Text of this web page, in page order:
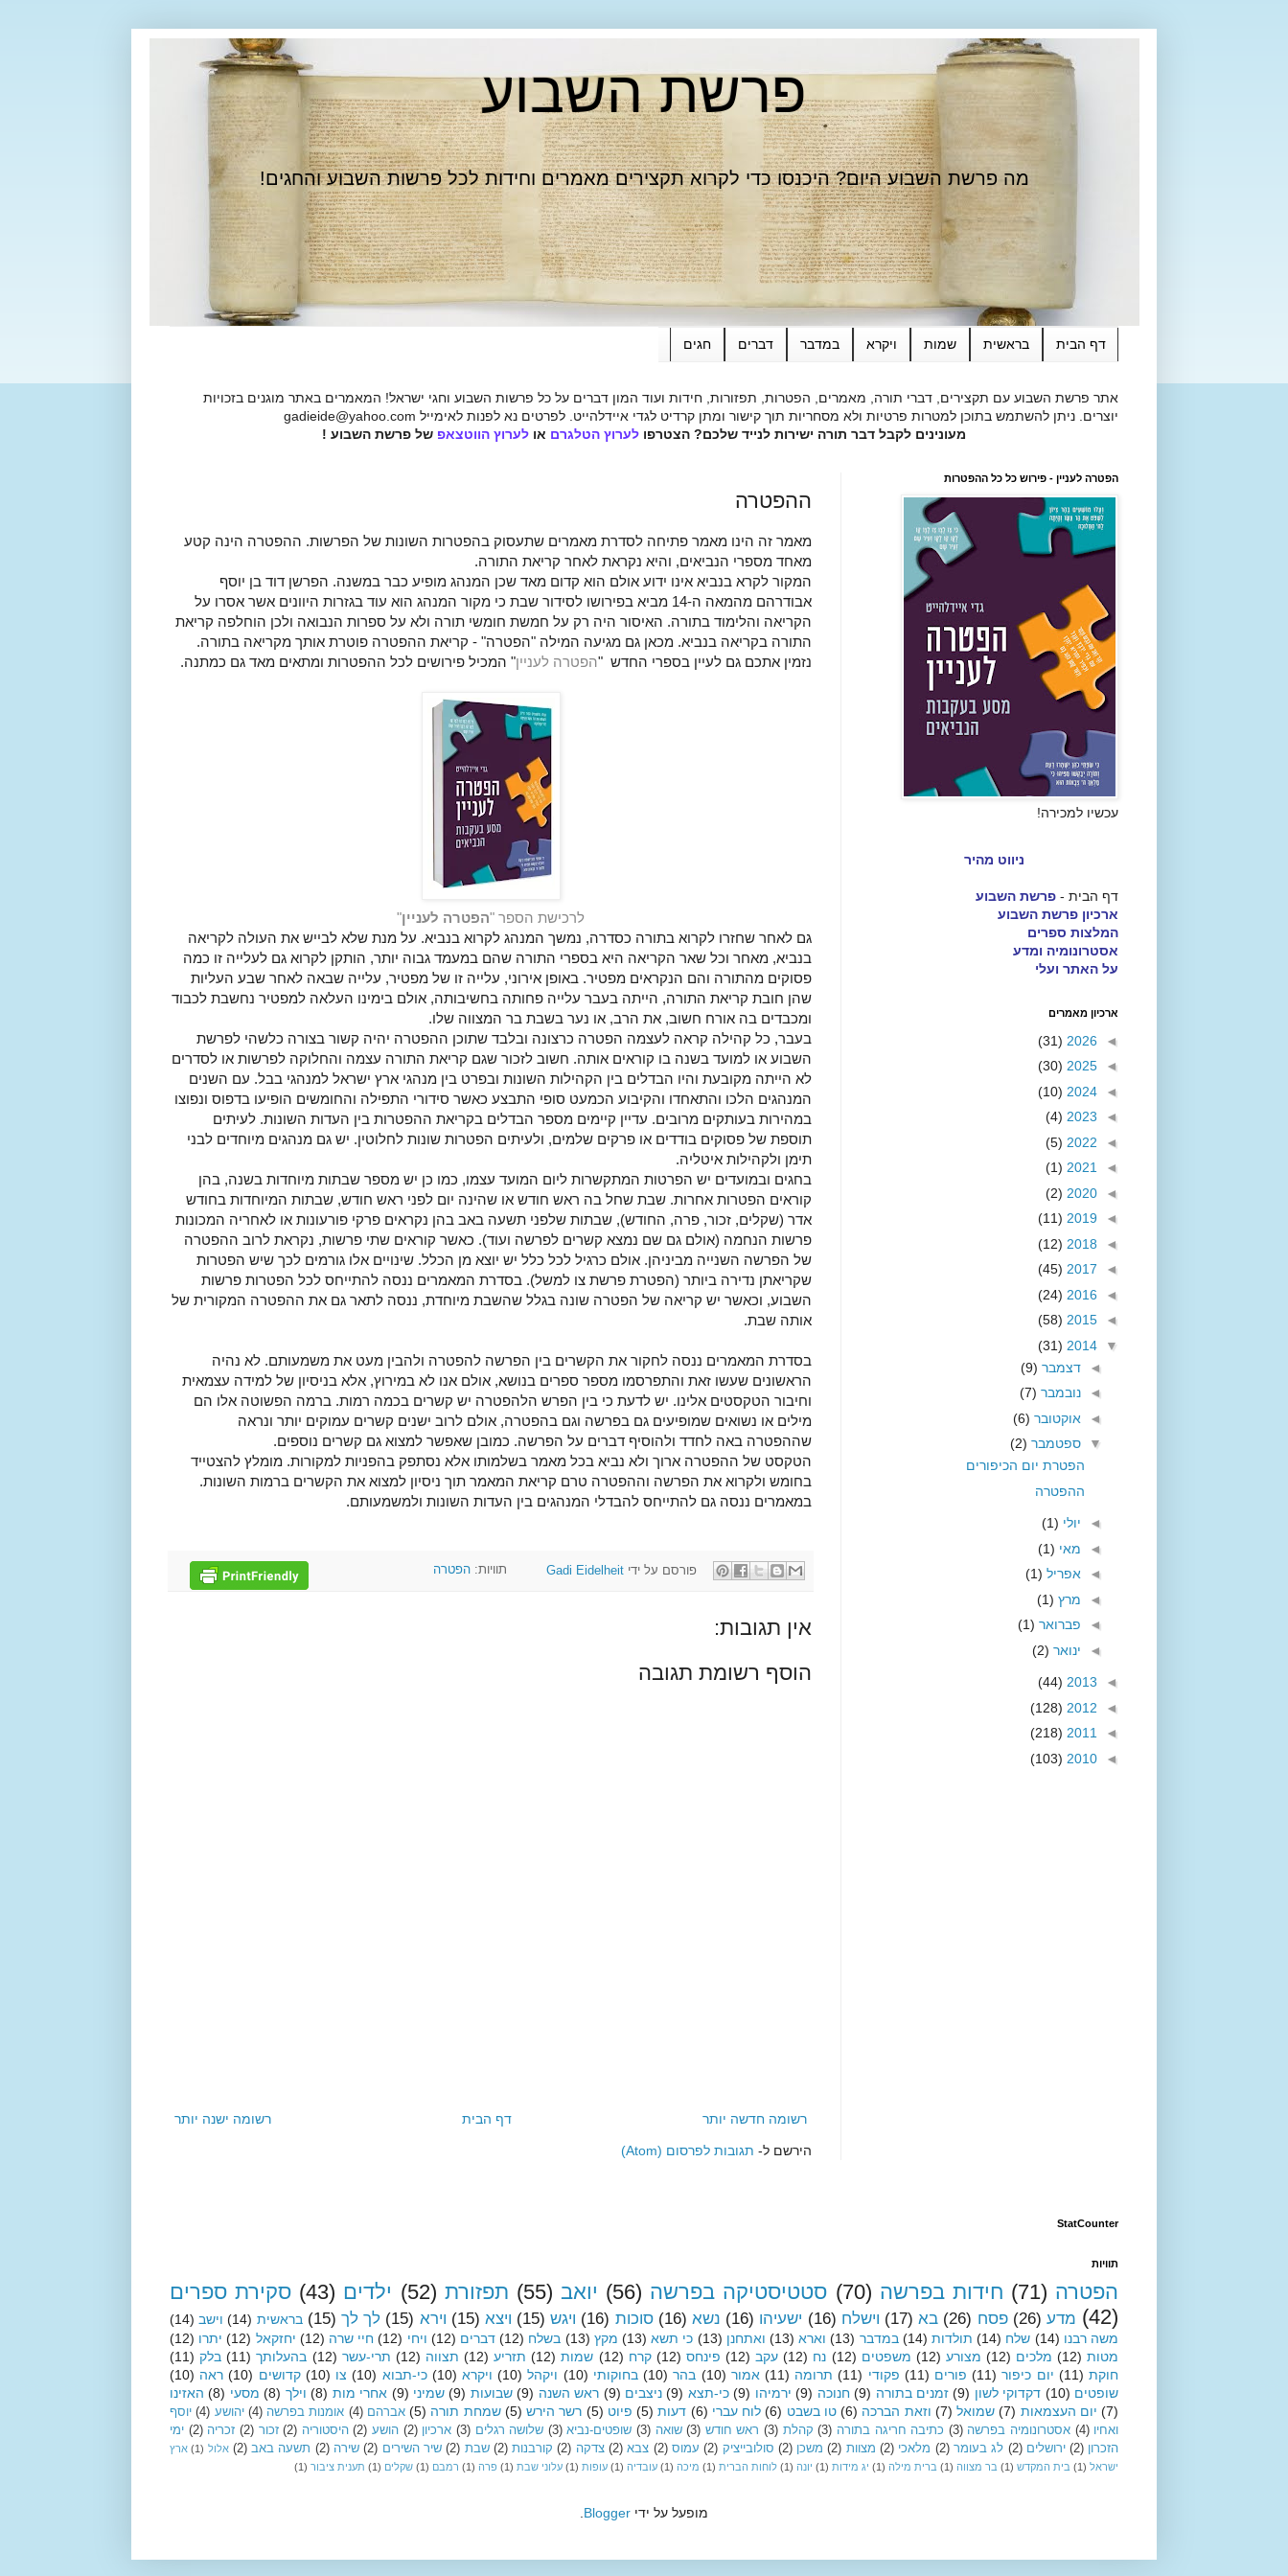
פרשת השבוע
מה פרשת השבוע היום? היכנסו כדי לקרוא תקצירים מאמרים וחידות לכל פרשות השבוע והחגים!
דף הבית בראשית שמות ויקרא במדבר דברים חגים
אתר פרשת השבוע עם תקצירים, דברי תורה, מאמרים, הפטרות, תפזורות, חידות ועוד המון דברים על כל פרשות השבוע וחגי ישראל! המאמרים באתר מוגנים בזכויות
יוצרים. ניתן להשתמש בתוכן למטרות פרטיות ולא מסחריות תוך קישור ומתן קרדיט לגדי איידלהייט. לפרטים נא לפנות לאימייל gadieide@yahoo.com
מעונינים לקבל דבר תורה ישירות לנייד שלכם? הצטרפו לערוץ הטלגרם או לערוץ הווטצאפ של פרשת השבוע !
ההפטרה
מאמר זה הינו מאמר פתיחה לסדרת מאמרים שתעסוק בהפטרות השונות של הפרשות. ההפטרה הינה קטע
מאחד מספרי הנביאים, והיא נקראת לאחר קריאת התורה.
המקור לקרא בנביא אינו ידוע אולם הוא קדום מאד שכן המנהג מופיע כבר במשנה. הפרשן דוד בן יוסף
אבודרהם מהמאה ה-14 מביא בפירושו לסידור שבת כי מקור המנהג הוא עוד בגזרות היוונים אשר אסרו על
הקריאה והלימוד בתורה. האיסור היה רק על חמשת חומשי תורה ולא על ספרות הנבואה ולכן הוחלפה קריאת
התורה בקריאה בנביא. מכאן גם מגיעה המילה "הפטרה" - קריאת ההפטרה פוטרת אותך מקריאה בתורה.
נזמין אתכם גם לעיין בספרי החדש "הפטרה לעניין" המכיל פירושים לכל ההפטרות ומתאים מאד גם כמתנה.
לרכישת הספר "הפטרה לעניין"
גם לאחר שחזרו לקרוא בתורה כסדרה, נמשך המנהג לקרוא בנביא. על מנת שלא לבייש את העולה לקריאה
בנביא, מאחר וכל שאר הקריאה היא בספרי התורה שהם במעמד גבוה יותר, הותקן לקרוא גם לעלייה זו כמה
פסוקים מהתורה והם הנקראים מפטיר. באופן אירוני, עלייה זו של מפטיר, עלייה שבאה לאחר שבע העליות
שהן חובת קריאת התורה, הייתה בעבר עלייה פחותה בחשיבותה, אולם בימינו העלאה למפטיר נחשבת לכבוד
ומכבדים בה אורח חשוב, את הרב, או נער בשבת בר המצווה שלו.
בעבר, כל קהילה קראה לעצמה הפטרה כרצונה ובלבד שתוכן ההפטרה יהיה קשור בצורה כלשהי לפרשת
השבוע או למועד בשנה בו קוראים אותה. חשוב לזכור שגם קריאת התורה עצמה והחלוקה לפרשות או לסדרים
לא הייתה מקובעת והיו הבדלים בין הקהילות השונות ובפרט בין מנהגי ארץ ישראל למנהגי בבל. עם השנים
המנהגים הלכו והתאחדו והקיבוע הכמעט סופי התבצע כאשר סידורי התפילה והחומשים הופיעו בדפוס ונפוצו
במהירות בעותקים מרובים. עדיין קיימים מספר הבדלים בקריאת ההפטרות בין העדות השונות. לעיתים
תוספת של פסוקים בודדים או פרקים שלמים, ולעיתים הפטרות שונות לחלוטין. יש גם מנהגים מיוחדים לבני
תימן ולקהילות איטליה.
בחגים ובמועדים יש הפרטות המתקשרות ליום המועד עצמו, כמו כן יש מספר שבתות מיוחדות בשנה, בהן
קוראים הפטרות אחרות. שבת שחל בה ראש חודש או שהינה יום לפני ראש חודש, שבתות המיוחדות בחודש
אדר (שקלים, זכור, פרה, החודש), שבתות שלפני תשעה באב בהן נקראים פרקי פורעונות או לאחריה המכונות
פרשות הנחמה (אולם גם שם נמצא קשרים לפרשה ועוד). כאשר קוראים שתי פרשות, נקראת לרוב ההפטרה
של הפרשה השנייה מביניהן. אולם כרגיל לכל כלל יש יוצא מן הכלל. שינויים אלו גורמים לכך שיש הפטרות
שקריאתן נדירה ביותר (הפטרת פרשת צו למשל). בסדרת המאמרים ננסה להתייחס לכל הפטרות פרשות
השבוע, וכאשר יש קריאה של הפטרה שונה בגלל שהשבת מיוחדת, ננסה לתאר גם את ההפטרה המקורית של
אותה שבת.
בסדרת המאמרים ננסה לחקור את הקשרים בין הפרשה להפטרה ולהבין מעט את משמעותם. לא נהיה
הראשונים שעשו זאת והתפרסמו מספר ספרים בנושא, אולם אנו לא במירוץ, אלא בניסיון של למידה עצמאית
וחיבור הטקסטים אלינו. יש לדעת כי בין הפרש הלהפטרה יש קשרים בכמה רמות. ברמה הפשוטה אלו הם
מילים או נשואים שמופיעים גם בפרשה וגם בהפטרה, אולם לרוב ישנים קשרים עמוקים יותר ונראה
שההפטרה באה לחדד ולהוסיף דברים על הפרשה. כמובן שאפשר למצוא גם קשרים נוספים.
הטקסט של ההפטרה ארוך ולא נביא בכל מאמר בשלמותו אלא נסתפק בהפניות למקורות. מומלץ להצטייד
בחומש ולקרוא את הפרשה וההפטרה טרם קריאת המאמר תוך ניסיון למצוא את הקשרים ברמות השונות.
במאמרים ננסה גם להתייחס להבדלי המנהגים בין העדות השונות ולמשמעותם.
פורסם על ידי Gadi Eidelheit תוויות:הפטרה
אין תגובות:
הוסף רשומת תגובה
רשומה חדשה יותר רשומה ישנה יותר דף הבית
הירשם ל- תגובות לפרסום (Atom)
הפטרה לעניין - פירוש כל כל ההפטרות
עכשיו למכירה!
ניווט מהיר
דף הבית - פרשת השבוע
ארכיון פרשת השבוע
המלצות ספרים
אסטרונומיה ומדע
על האתר ועלי
ארכיון מאמרים
◄
2026
(31)
◄
2025
(30)
◄
2024
(10)
◄
2023
(4)
◄
2022
(5)
◄
2021
(1)
◄
2020
(2)
◄
2019
(11)
◄
2018
(12)
◄
2017
(45)
◄
2016
(24)
◄
2015
(58)
▼
2014
(31)
◄ דצמבר (9)
◄ נובמבר (7)
◄ אוקטובר (6)
▼ ספטמבר (2)
הפטרת יום הכיפורים
ההפטרה
◄ יולי (1)
◄ מאי (1)
◄ אפריל (1)
◄ מרץ (1)
◄ פברואר (1)
◄ ינואר (2)
◄
2013
(44)
◄
2012
(128)
◄
2011
(218)
◄
2010
(103)
StatCounter
תוויות
הפטרה (71) חידות בפרשה (70) סטטיסטיקה בפרשה (56) יואב (55) תפזורת (52) ילדים (43) סקירת ספרים
(42) מדע (26) פסח (26) בא (17) וישלח (16) ישעיהו (16) נשא (16) סוכות (16) ויגש (15) ויצא (15) וירא (15) לך לך (15) בראשית (14) וישב (14)
משה רבנו (14) שלח (14) תולדות (14) במדבר (13) וארא (13) ואתחנן (13) כי תשא (13) מקץ (13) בשלח (12) דברים (12) ויחי (12) חיי שרה (12) יחזקאל (12) יתרו (12)
מטות (12) מלכים (12) מצורע (12) משפטים (12) נח (12) עקב (12) פינחס (12) קרח (12) שמות (12) תזריע (12) תצווה (12) תרי-עשר (12) בהעלותך (11) בלק (11)
חוקת (11) יום כיפור (11) פורים (11) פקודי (11) תרומה (11) אמור (10) בהר (10) בחוקותי (10) ויקהל (10) ויקרא (10) כי-תבוא (10) צו (10) קדושים (10) ראה (10)
שופטים (10) דקדוקי לשון (9) זמנים בתורה (9) חנוכה (9) ירמיהו (9) כי-תצא (9) ניצבים (9) ראש השנה (9) שבועות (9) שמיני (9) אחרי מות (8) וילך (8) מסעי (8) האזינו
(7) יום העצמאות (7) שמואל (7) וזאת הברכה (6) טו בשבט (6) לוח עברי (6) דעות (5) פיוט (5) רשר הירש (5) שמחת תורה (5) אברהם (4) אומנות בפרשה (4) יהושע (4) יוסף
ואחיו (4) אסטרונומיה בפרשה (3) כתיבה חריגה בתורה (3) קהלת (3) ראש חודש (3) שואה (3) שופטים-נביא (3) שלושה רגלים (3) ארכיון (2) הושע (2) היסטוריה (2) זכור (2) זכריה (2) ימי
הזכרון (2) ירושלים (2) לג בעומר (2) מלאכי (2) מצוות (2) משכן (2) סולובייציק (2) עמוס (2) צבא (2) צדקה (2) קורבנות (2) שבת (2) שיר השירים (2) שירה (2) תשעה באב (2) אלול (1) ארץ
ישראל (1) בית המקדש (1) בר מצווה (1) ברית מילה (1) יג מידות (1) יונה (1) לוחות הברית (1) מיכה (1) עובדיה (1) עופות (1) עלוני שבת (1) פרה (1) רמבם (1) שקלים (1) תענית ציבור (1)
מופעל על ידי Blogger
.